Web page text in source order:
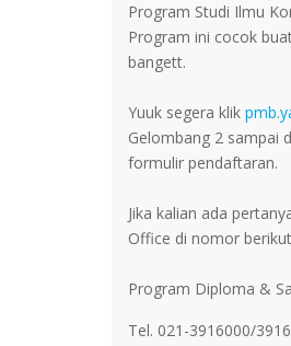
Program Studi Ilmu
Program ini cocok
bangett.
Yuuk segera klik
Gelombang 2 sampai
formulir pendaftaran.
Jika kalian ada
Office di nomor
Program Diploma &
Tel. 021-3916000/